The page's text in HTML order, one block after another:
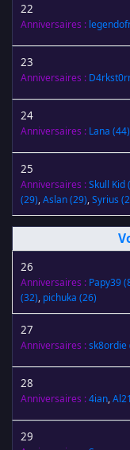
22
Anniversaires :
23
Anniversaires :
24
Anniversaires : Lana (44)
25
Anniversaires :Skull Kid
(29),Aslan(29),Syrius
26
Anniversaires : Papy39
(32), pichuka (26)
27
Anniversaires :sk8ordie
28
Anniversaires :4ian,
29